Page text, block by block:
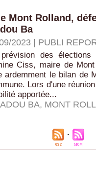
Mont Rolland,
Ba
2023 PUBLI
des élections
Ciss, maire de
ardemment le bilan de
Lors d'une
apportée...
BA, MONT